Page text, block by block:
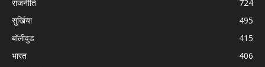
राजनीति
724
सुर्खिया
495
बॉलीवुड
415
भारत
406